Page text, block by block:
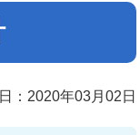
：2020年03月02日